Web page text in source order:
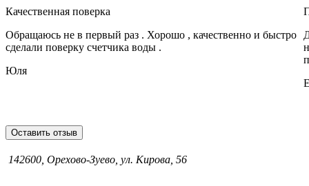
Качественная поверка
Обращаюсь не в первый раз . Хорошо , качественно и быстро
сделали поверку счетчика воды .
Юля
Оставить отзыв
142600, Орехово-Зуево, ул. Кирова, 56